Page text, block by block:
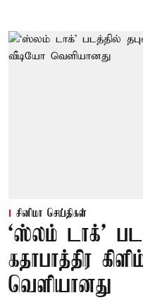
சினிமா செய்திகள்
‘ஸ்லம் டாக்’
கதாபாத்திர
வெளியானது